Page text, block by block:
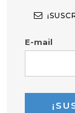
E-mail